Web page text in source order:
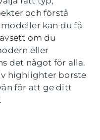
och förstå
kan du få
om du
eller
det något för alla.
highlighter borste
för att ge ditt